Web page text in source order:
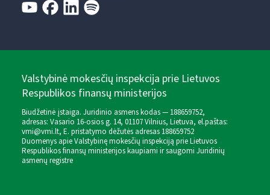
Valstybinė mokesčių inspekcija prie Lietuvos
Respublikos finansų ministerijos
Biudžetinė įstaiga. Juridinio asmens kodas — 188659752,
adresas: Vasario 16-osios g. 14, 01107 Vilnius, Lietuva, el.paštas:
vmi@vmi.lt, E. pristatymo dėžutės adresas 188659752
Duomenys apie Valstybinę mokesčių inspekciją prie Lietuvos
Respublikos finansų ministerijos kaupiami ir saugomi Juridinių
asmenų registre